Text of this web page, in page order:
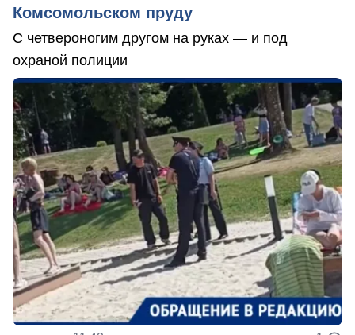
Комсомольском пруду
С четвероногим другом на руках — и под
охраной полиции